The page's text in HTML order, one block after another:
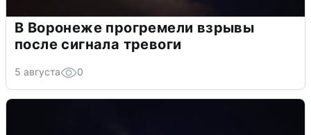
В Воронеже прогремели взрывы
после сигнала тревоги
5 августа 0